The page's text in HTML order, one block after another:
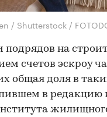
/ Shutterstock /
на
счетов эскроу
общая доля в
в редакцию